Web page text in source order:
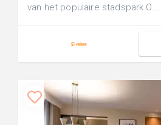
van het populaire stadspark O...